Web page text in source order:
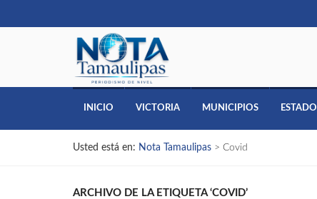
INICIO VICTORIA MUNICIPIOS ESTADO
Usted está en: Nota Tamaulipas > Covid
ARCHIVO DE LA ETIQUETA ‘COVID’